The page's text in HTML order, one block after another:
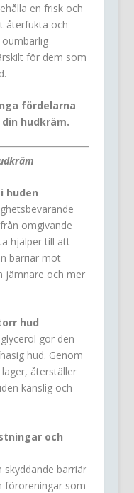
en frisk och
återfukta och
för dem som
fördelarna
hudkräm.
huden
omgivande
hjälper till att
barriär mot
jämnare och mer
hud
gör den
hud. Genom
återställer
känslig och
och
skyddande barriär
föroreningar som